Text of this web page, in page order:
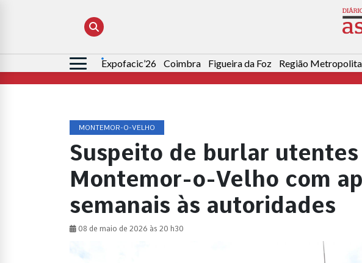
Pesquisar
por:
Expofacic’26 Coimbra Figueira da Foz Região
MONTEMOR-O-VELHO
Suspeito de burlar utentes
Montemor-o-Velho com
semanais às autoridades
08 de maio de 2026 às 20 h30